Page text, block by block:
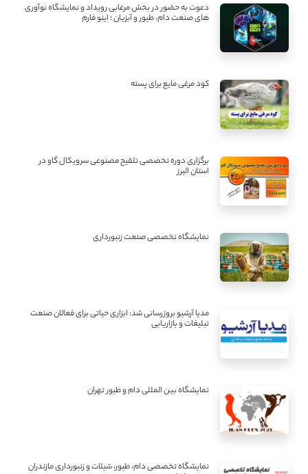
دعوت به حضور در بخش مرغابی رویداد و نمایشگاه نوآوری
های صنعت دام، طیور و آبزیان ؛ اینو فارم
کود مرغی مایع برای پسته
برگزاری دوره تخصصی تلقیح مصنوعی سرویکال گاو در
استان البرز
نمایشگاه تخصصی صنعت زنبورداری
مدیا آرشیو بروزرسانی شد: ابزاری حیاتی برای فعالان صنعت
تبلیغات و بازاریابی
نمایشگاه بین المللی دام و طیور تهران
نمایشگاه تخصصی دام، طیور، شیلات و زنبورداری مازندران